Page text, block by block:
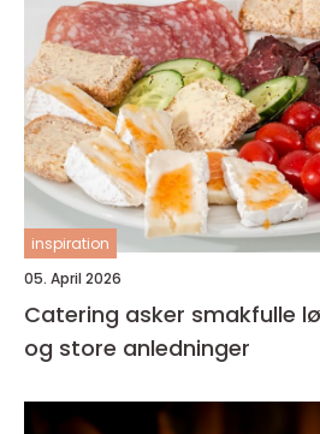
inspiration
05. April 2026
Catering asker smakfulle løsninger for små
og store anledninger